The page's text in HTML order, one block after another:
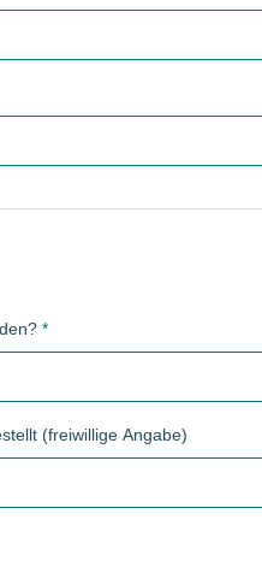
*
(freiwillige Angabe)